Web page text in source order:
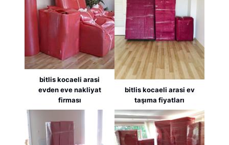
bitlis kocaeli arasi
evden eve nakliyat
firması
bitlis kocaeli arasi ev
taşıma fiyatları